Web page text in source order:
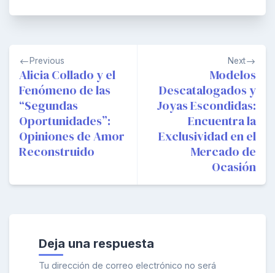
Navegación
de
entradas
Previous
Alicia Collado y el
Fenómeno de las
“Segundas
Oportunidades”:
Opiniones de Amor
Reconstruido
Next
Modelos
Descatalogados y
Joyas Escondidas:
Encuentra la
Exclusividad en el
Mercado de
Ocasión
Deja una respuesta
Tu dirección de correo electrónico no será